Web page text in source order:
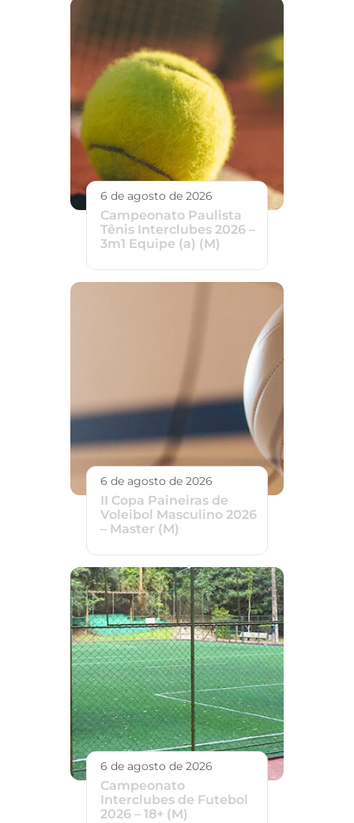
6 de agosto de 2026
Campeonato Paulista
Tênis Interclubes 2026 –
3m1 Equipe (a) (M)
6 de agosto de 2026
II Copa Paineiras de
Voleibol Masculino 2026
– Master (M)
6 de agosto de 2026
Campeonato
Interclubes de Futebol
2026 – 18+ (M)